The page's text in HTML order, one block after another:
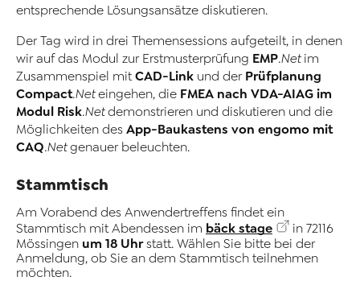
entsprechende Lösungsansätze diskutieren.
Der Tag wird in drei Themensessions aufgeteilt, in denen
wir auf das Modul zur Erstmusterprüfung EMP.Netim
Zusammenspiel mitCAD-Link und der Prüfplanung
Compact.Neteingehen, die FMEA nach VDA-AIAG im
Modul Risk.Netdemonstrieren und diskutieren und die
Möglichkeiten des App-Baukastens von engomo mit
CAQ.Netgenauer beleuchten.
Stammtisch
Am Vorabend des Anwendertreffens findet ein
Stammtisch mit Abendessen im bäck stage
in 72116
Mössingen um 18 Uhrstatt. Wählen Sie bitte bei der
Anmeldung, ob Sie an dem Stammtisch teilnehmen
möchten.